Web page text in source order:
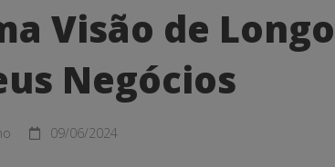
Visão de Longo
Negócios
09/06/2024